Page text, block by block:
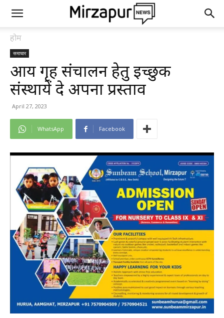
होम
समाचार
आश्रय गृह संचालन हेतु इच्छुक
संस्थायें दे अपना प्रस्ताव
April 27, 2023
WhatsApp Facebook